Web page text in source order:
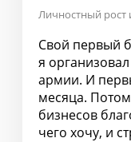
Личностный рост
Свой первый
я
армии. И
месяца.
бизнесов
чего хочу, и